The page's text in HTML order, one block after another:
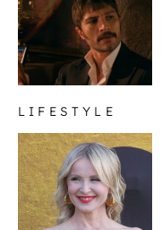
LIFESTYLE